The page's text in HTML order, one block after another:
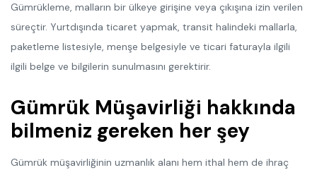
Gümrükleme, malların bir ülkeye girişine veya çıkışına izin verilen
süreçtir. Yurtdışında ticaret yapmak, transit halindeki mallarla,
paketleme listesiyle, menşe belgesiyle ve ticari faturayla ilgili
ilgili belge ve bilgilerin sunulmasını gerektirir.
Gümrük Müşavirliği hakkında
bilmeniz gereken her şey
Gümrük müşavirliğinin uzmanlık alanı hem ithal hem de ihraç